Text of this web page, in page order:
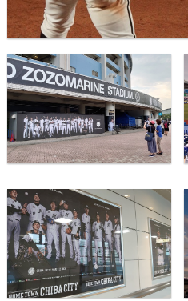
地域のこと
業界のこと
会社のこと
おいしいこと
未分類